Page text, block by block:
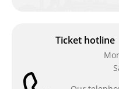
Ticket hotline